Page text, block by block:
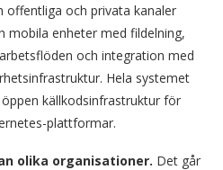
offentliga och privata kanaler
mobila enheter med fildelning,
och integration med
Hela systemet
källkodsinfrastruktur för
plattformar.
olika organisationer. Det går